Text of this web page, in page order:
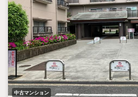
中古マンション